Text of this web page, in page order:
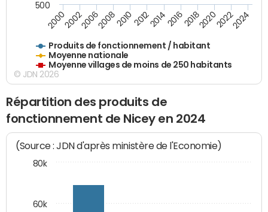
Produits de fonctionnement / habitant
Moyenne nationale
Moyenne villages de moins de 250 habitants
200020022006200820102012201420162018202020222024
500
© JDN 2026
Répartition des produits de
fonctionnement de Nicey en 2024
(Source : JDN d'après ministère de l'Economie)
60k
80k